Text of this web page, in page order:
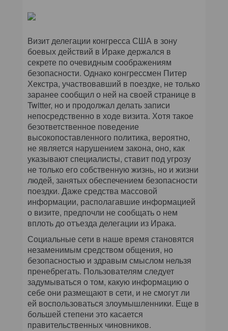
Визит делегации конгресса США в зону
боевых действий в Ираке держался в
секрете по очевидным соображениям
безопасности. Однако конгрессмен Питер
Хекстра, участвовавший в поездке, не только
заранее сообщил о ней на своей странице в
Twitter, но и продолжал делать записи
непосредственно в ходе визита. Хотя такое
безответственное поведение
высокопоставленного политика, вероятно,
не является нарушением закона, оно, как
указывают специалисты, ставит под угрозу
не только его собственную жизнь, но и жизни
людей, занятых обеспечением безопасности
поездки. Даже средства массовой
информации, располагавшие информацией
о визите, предпочли не сообщать о нем
вплоть до отъезда делегации из Ирака.
Социальные сети в наше время становятся
незаменимым средством общения, но
безопасностью и здравым смыслом нельзя
пренебрегать. Пользователям следует
задумываться о том, какую информацию о
себе они размещают в сети, и не смогут ли
ей воспользоваться злоумышленники. Еще в
большей степени это касается
правительственных чиновников.